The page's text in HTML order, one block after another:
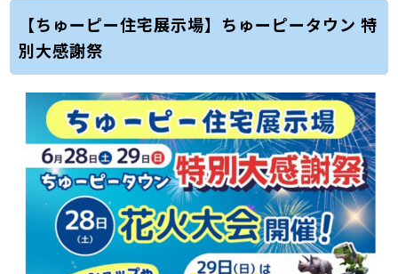
【ちゅーピー住宅展示場】ちゅーピータウン 特
別大感謝祭